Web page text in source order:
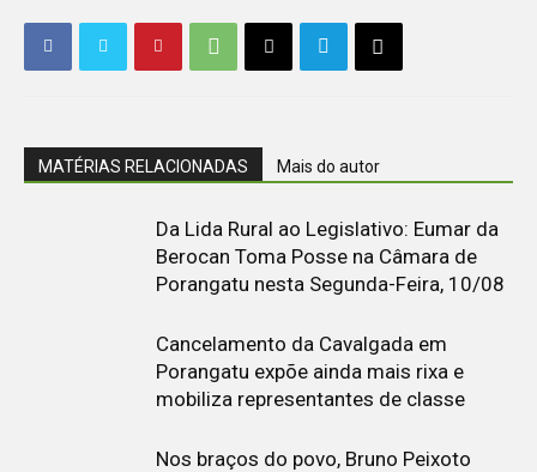
MATÉRIAS RELACIONADAS Mais do autor
Da Lida Rural ao Legislativo: Eumar da
Berocan Toma Posse na Câmara de
Porangatu nesta Segunda-Feira, 10/08
Cancelamento da Cavalgada em
Porangatu expõe ainda mais rixa e
mobiliza representantes de classe
Nos braços do povo, Bruno Peixoto